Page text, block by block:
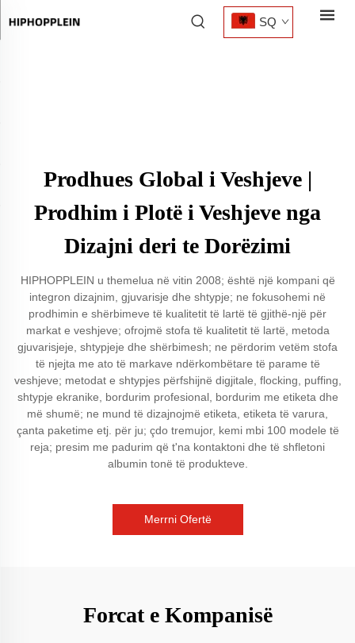
SQ
Prodhues Global i Veshjeve |
Prodhim i Plotë i Veshjeve nga
Dizajni deri te Dorëzimi
HIPHOPPLEIN u themelua në vitin 2008; është një kompani që
integron dizajnim, gjuvarisje dhe shtypje; ne fokusohemi në
prodhimin e shërbimeve të kualitetit të lartë të gjithë-një për
markat e veshjeve; ofrojmë stofa të kualitetit të lartë, metoda
gjuvarisjeje, shtypjeje dhe shërbimesh; ne përdorim vetëm stofa
të njejta me ato të markave ndërkombëtare të parame të
veshjeve; metodat e shtypjes përfshijnë digjitale, flocking, puffing,
shtypje ekranike, bordurim profesional, bordurim me etiketa dhe
më shumë; ne mund të dizajnojmë etiketa, etiketa të varura,
çanta paketime etj. për ju; çdo tremujor, kemi mbi 100 modele të
reja; presim me padurim që t'na kontaktoni dhe të shfletoni
albumin tonë të produkteve.
Merrni Ofertë
Forcat e Kompanisë